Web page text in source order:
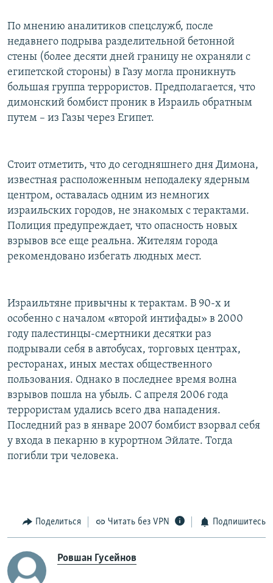
По мнению аналитиков спецслужб, после
недавнего подрыва разделительной бетонной
стены (более десяти дней границу не охраняли с
египетской стороны) в Газу могла проникнуть
большая группа террористов. Предполагается, что
димонский бомбист проник в Израиль обратным
путем – из Газы через Египет.
Стоит отметить, что до сегодняшнего дня Димона,
известная расположенным неподалеку ядерным
центром, оставалась одним из немногих
израильских городов, не знакомых с терактами.
Полиция предупреждает, что опасность новых
взрывов все еще реальна. Жителям города
рекомендовано избегать людных мест.
Израильтяне привычны к терактам. В 90-х и
особенно с началом «второй интифады» в 2000
году палестинцы-смертники десятки раз
подрывали себя в автобусах, торговых центрах,
ресторанах, иных местах общественного
пользования. Однако в последнее время волна
взрывов пошла на убыль. С апреля 2006 года
террористам удались всего два нападения.
Последний раз в январе 2007 бомбист взорвал себя
у входа в пекарню в курортном Эйлате. Тогда
погибли три человека.
Поделиться Читать без VPN Подпишитесь
Ровшан Гусейнов